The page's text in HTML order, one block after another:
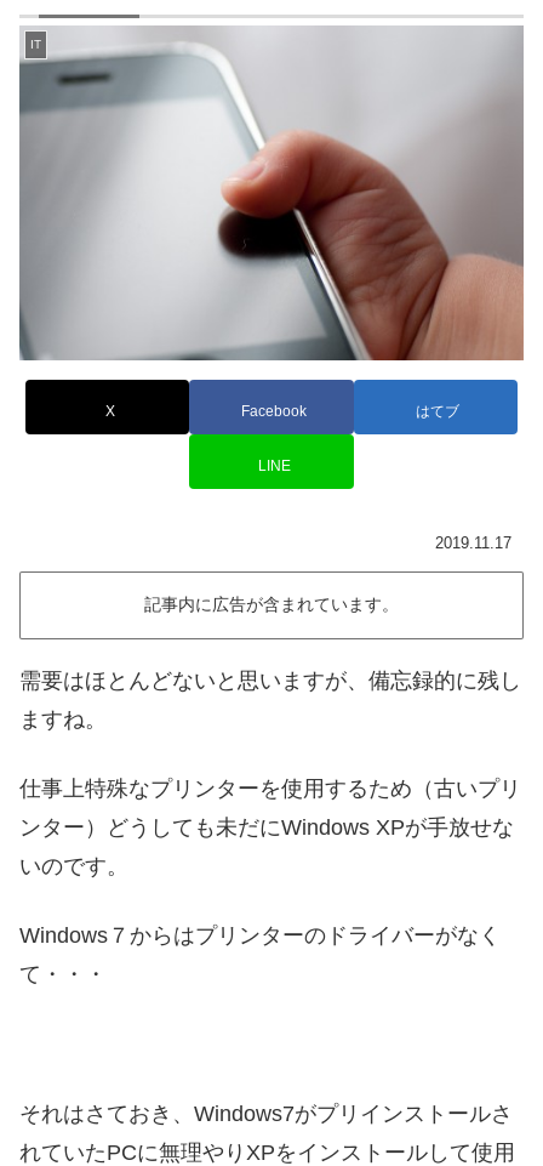
IT
X Facebook はてブ
LINE
2019.11.17
記事内に広告が含まれています。
需要はほとんどないと思いますが、備忘録的に残し
ますね。
仕事上特殊なプリンターを使用するため（古いプリ
ンター）どうしても未だにWindows XPが手放せな
いのです。
Windows７からはプリンターのドライバーがなく
て・・・
それはさておき、Windows7がプリインストールさ
れていたPCに無理やりXPをインストールして使用